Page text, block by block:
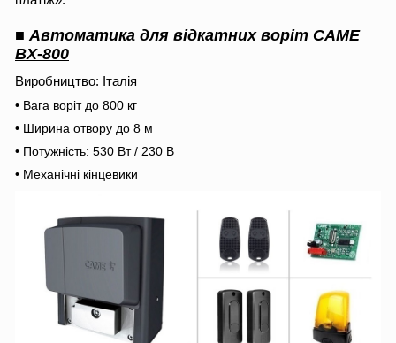
■Автоматика для відкатних воріт CAME
BX-800
Виробництво: Італія
• Вага воріт до 800 кг
• Ширина отвору до 8 м
• Потужність: 530 Вт / 230 В
• Механічні кінцевики